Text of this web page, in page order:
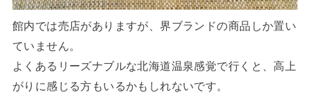
館内では売店がありますが、界ブランドの商品しか置い
ていません。
よくあるリーズナブルな北海道温泉感覚で行くと、高上
がりに感じる方もいるかもしれないです。